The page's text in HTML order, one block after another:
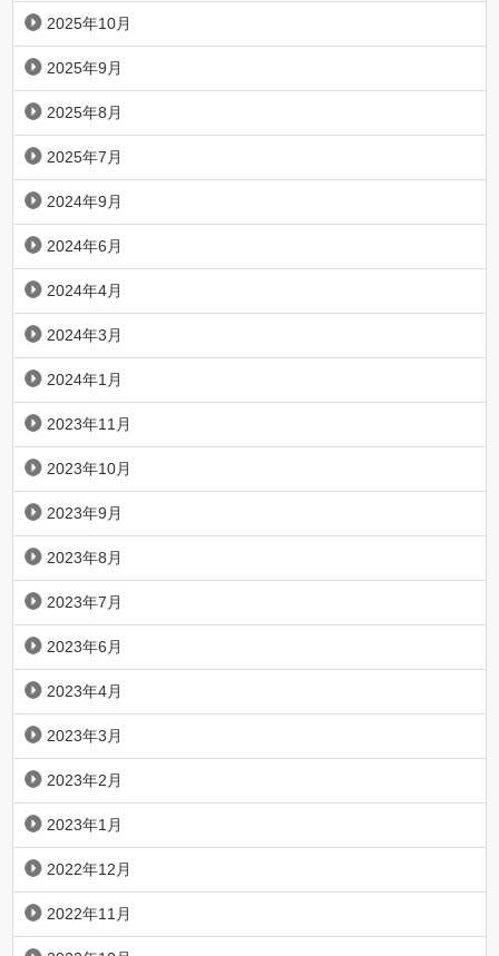
2025年10月
2025年9月
2025年8月
2025年7月
2024年9月
2024年6月
2024年4月
2024年3月
2024年1月
2023年11月
2023年10月
2023年9月
2023年8月
2023年7月
2023年6月
2023年4月
2023年3月
2023年2月
2023年1月
2022年12月
2022年11月